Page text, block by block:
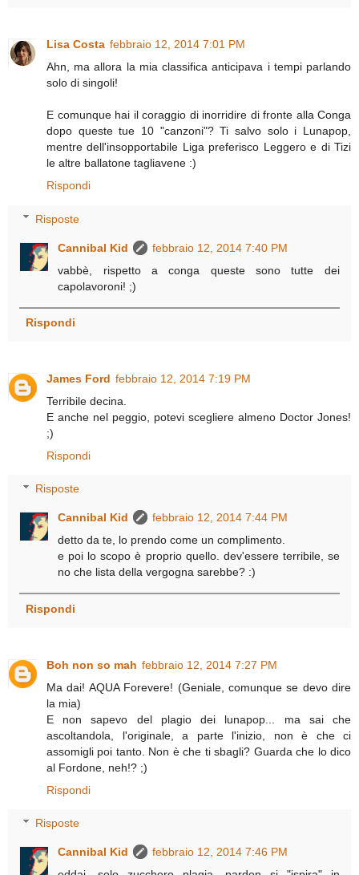
Lisa Costa febbraio 12, 2014 7:01 PM
Ahn, ma allora la mia classifica anticipava i tempi parlando
solo di singoli!
E comunque hai il coraggio di inorridire di fronte alla Conga
dopo queste tue 10 "canzoni"? Ti salvo solo i Lunapop,
mentre dell'insopportabile Liga preferisco Leggero e di Tizi
le altre ballatone tagliavene :)
Rispondi
Risposte
Cannibal Kid
febbraio 12, 2014 7:40 PM
vabbè, rispetto a conga queste sono tutte dei
capolavoroni! ;)
Rispondi
James Ford febbraio 12, 2014 7:19 PM
Terribile decina.
E anche nel peggio, potevi scegliere almeno Doctor Jones!
;)
Rispondi
Risposte
Cannibal Kid
febbraio 12, 2014 7:44 PM
detto da te, lo prendo come un complimento.
e poi lo scopo è proprio quello. dev'essere terribile, se
no che lista della vergogna sarebbe? :)
Rispondi
Boh non so mah febbraio 12, 2014 7:27 PM
Ma dai! AQUA Forevere! (Geniale, comunque se devo dire
la mia)
E non sapevo del plagio dei lunapop... ma sai che
ascoltandola, l'originale, a parte l'inizio, non è che ci
assomigli poi tanto. Non è che ti sbagli? Guarda che lo dico
al Fordone, neh!? ;)
Rispondi
Risposte
Cannibal Kid
febbraio 12, 2014 7:46 PM